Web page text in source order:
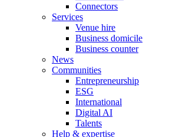
Connectors
Services
Venue hire
Business domicile
Business counter
News
Communities
Entrepreneurship
ESG
International
Digital AI
Talents
Help & expertise